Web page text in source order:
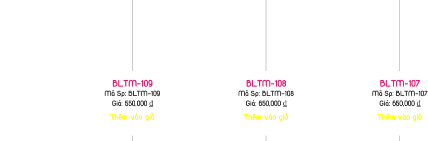
BLTM-109
Mã Sp: BLTM-109
Giá: 550,000₫
Thêm vào giỏ
BLTM-108
Mã Sp: BLTM-108
Giá: 650,000₫
Thêm vào giỏ
BLTM-107
Mã Sp: BLTM-107
Giá: 650,000₫
Thêm vào giỏ